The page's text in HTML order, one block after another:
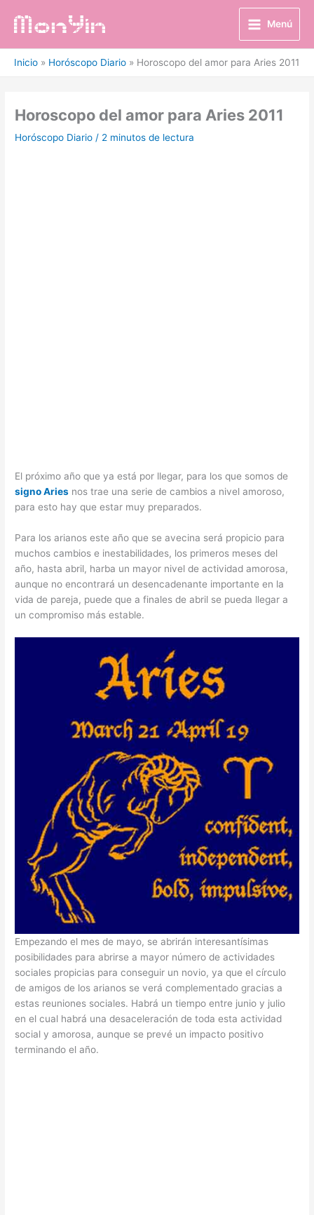
Menú
Inicio Horóscopo Diario Horoscopo del amor para Aries 2011
Horoscopo del amor para Aries 2011
Horóscopo Diario / 2 minutos de lectura
El próximo año que ya está por llegar, para los que somos de
signo Aries nos trae una serie de cambios a nivel amoroso,
para esto hay que estar muy preparados.
Para los arianos este año que se avecina será propicio para
muchos cambios e inestabilidades, los primeros meses del
año, hasta abril, harba un mayor nivel de actividad amorosa,
aunque no encontrará un desencadenante importante en la
vida de pareja, puede que a finales de abril se pueda llegar a
un compromiso más estable.
Empezando el mes de mayo, se abrirán interesantísimas
posibilidades para abrirse a mayor número de actividades
sociales propicias para conseguir un novio, ya que el círculo
de amigos de los arianos se verá complementado gracias a
estas reuniones sociales. Habrá un tiempo entre junio y julio
en el cual habrá una desaceleración de toda esta actividad
social y amorosa, aunque se prevé un impacto positivo
terminando el año.